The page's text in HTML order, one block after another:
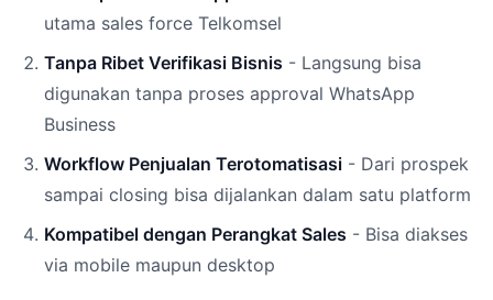
utama sales force Telkomsel
Tanpa Ribet Verifikasi Bisnis - Langsung bisa
digunakan tanpa proses approval WhatsApp
Business
Workflow Penjualan Terotomatisasi - Dari prospek
sampai closing bisa dijalankan dalam satu platform
Kompatibel dengan Perangkat Sales - Bisa diakses
via mobile maupun desktop